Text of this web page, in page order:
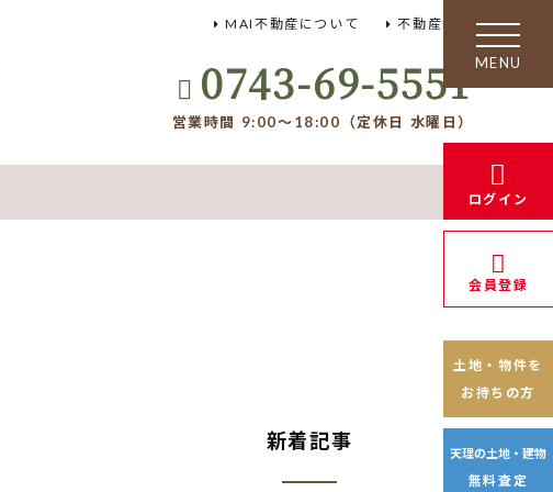
0743-69-5551
営業時間 9:00～18:00（定休日 水曜日）
MAI不動産について 不動産FAQ
toggle
navigation
ログイン
会員登録
土地・物件を
お持ちの方
天理の土地・建物
無料査定
新着記事